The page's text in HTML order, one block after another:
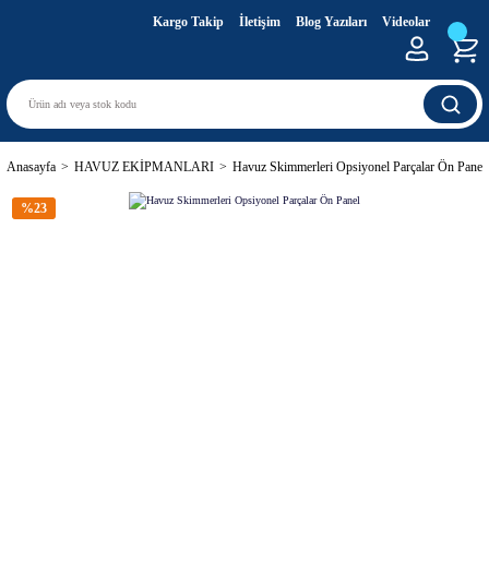
Kargo Takip İletişim Blog Yazıları Videolar
Anasayfa HAVUZ EKİPMANLARI Havuz Skimmerleri Opsiyonel Parçalar Ön Panel
%23